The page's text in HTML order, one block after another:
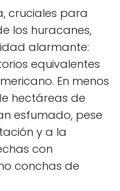
cruciales para
los huracanes,
alarmante:
equivalentes
En menos
hectáreas de
esfumado, pese
y a la
con
conchas de